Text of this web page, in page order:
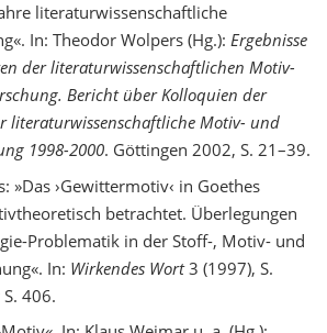
literaturwissenschaftliche
In: Theodor Wolpers (Hg.): Ergebnisse
der literaturwissenschaftlichen Motiv-
Bericht über Kolloquien der
literaturwissenschaftliche Motiv- und
1998-2000. Göttingen 2002, S. 21–39.
»Das ›Gewittermotiv‹ in Goethes
betrachtet. Überlegungen
Problematik in der Stoff-, Motiv- und
In: Wirkendes Wort3 (1997), S.
406.